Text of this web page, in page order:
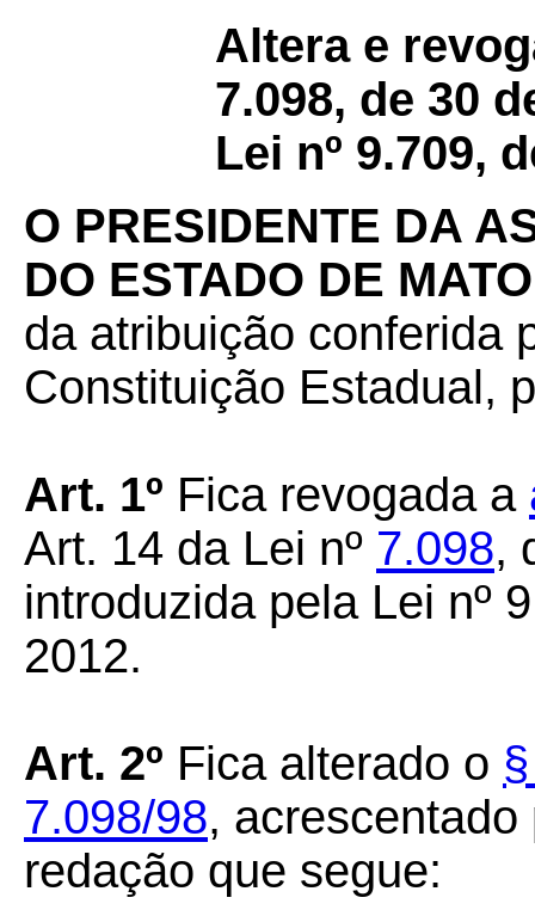
Altera e
7.098, de 30
Lei nº 9.709,
O PRESIDENTE DA
DO ESTADO DE
da atribuição conferida
Constituição Estadual,
Art. 1º Fica revogada a
Art. 14 da Lei nº 7.098,
introduzida pela Lei nº
2012.
Art. 2º Fica alterado o
7.098/98, acrescentado
redação que segue: